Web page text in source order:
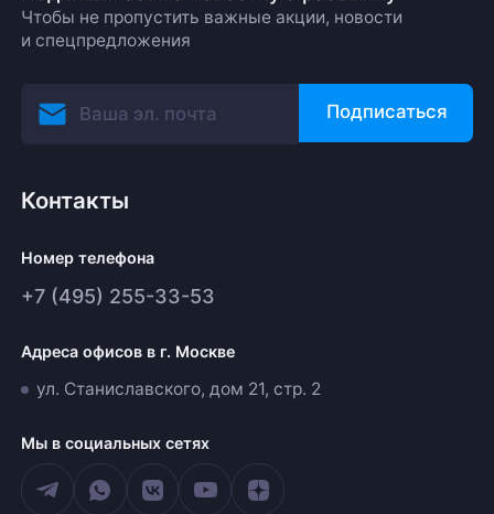
Чтобы не пропустить важные акции, новости
и спецпредложения
Подписаться
Контакты
Номер телефона
+7 (495) 255-33-53
Адреса офисов в г. Москве
ул. Станиславского, дом 21, стр. 2
Мы в социальных сетях